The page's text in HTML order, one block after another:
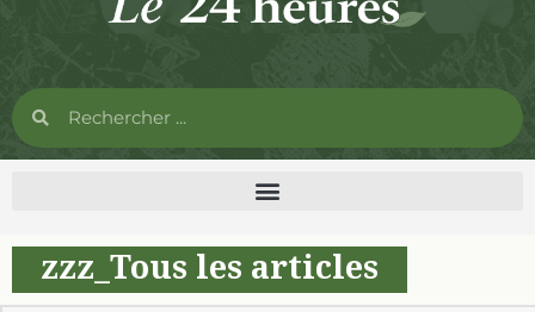
zzz_Tous les articles